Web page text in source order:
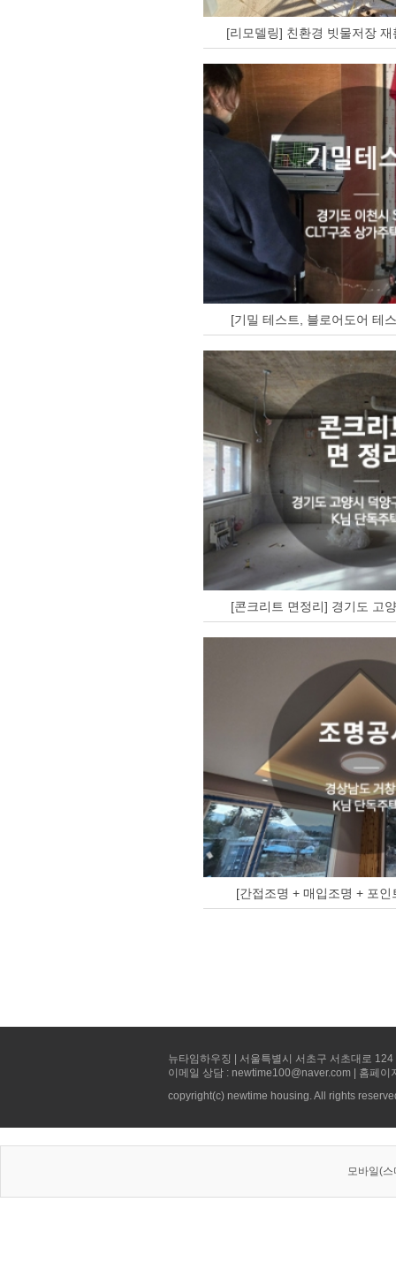
[리모델링] 친환경 빗물저장
[기밀 테스트, 블로어도어 테
[콘크리트 면정리] 경기도 고
[간접조명 + 매입조명 + 포
뉴타임하우징 | 서울특별시 서초구 서초대로
이메일 상담 : newtime100@naver.com | 홈페
copyright(c) newtime housing. All rights
모바일(